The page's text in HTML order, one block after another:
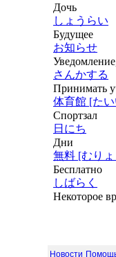
Дочь
しょうらい
Будущее
お知らせ
さんかする
Принимать
体育館 [た
Спортзал
日にち
Дни
無料 [むり
Бесплатно
しばらく
Некоторое
Новости